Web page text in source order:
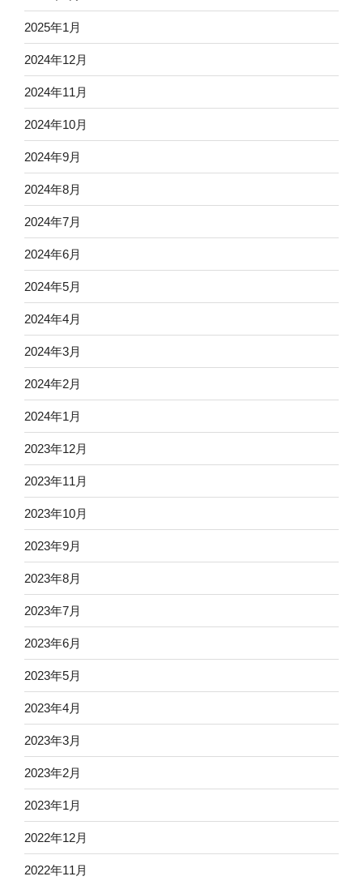
2025年1月
2024年12月
2024年11月
2024年10月
2024年9月
2024年8月
2024年7月
2024年6月
2024年5月
2024年4月
2024年3月
2024年2月
2024年1月
2023年12月
2023年11月
2023年10月
2023年9月
2023年8月
2023年7月
2023年6月
2023年5月
2023年4月
2023年3月
2023年2月
2023年1月
2022年12月
2022年11月